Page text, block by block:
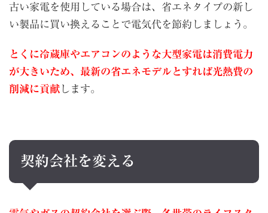
古い家電を使用している場合は、省エネタイプの新し
い製品に買い換えることで電気代を節約しましょう。
とくに冷蔵庫やエアコンのような大型家電は消費電力
が大きいため、最新の省エネモデルとすれば光熱費の
削減に貢献 します。
契約会社を変える